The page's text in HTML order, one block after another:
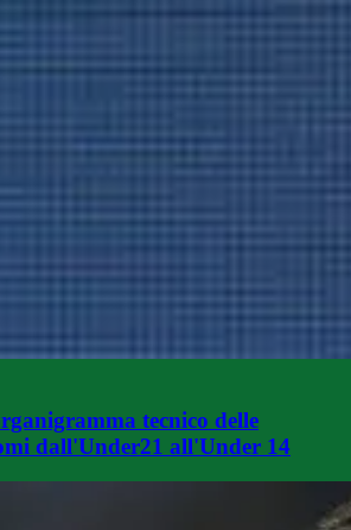
tecnico delle
dall'Under21 all'Under 14